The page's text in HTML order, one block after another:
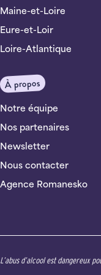
Maine-et-Loire
Eure-et-Loir
Loire-Atlantique
À propos
Notre équipe
Nos partenaires
Newsletter
Nous contacter
Agence Romanesko
L’abus d’alcool est dangereux